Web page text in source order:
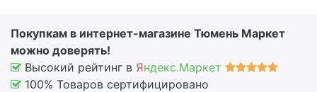
Покупкам в интернет-магазине Тюмень Маркет
можно доверять!
Высокий рейтинг в Яндекс.Маркет
100% Товаров сертифицировано